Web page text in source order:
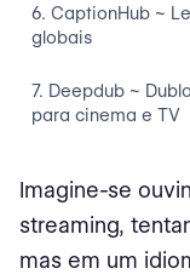
6. CaptionHub ~
globais
7. Deepdub ~
para cinema e TV
Imagine-se
streaming,
mas em um